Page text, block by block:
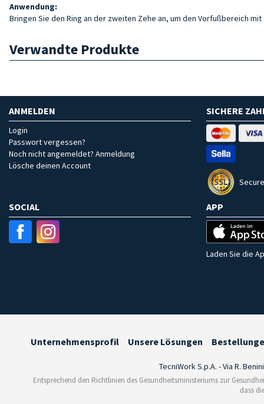
Anwendung:
Bringen Sie den Ring an der zweiten Zehe an, um den Vorfußbereich
Verwandte Produkte
ANMELDEN
Login
Passwort vergessen?
Noch nicht angemeldet? Anmeldung
Lösche deinen Account
SICHERE
SOCIAL APP
Laden Sie die
Unternehmensprofil Unsere Lösungen
TecniWork S.p.A. - Via R.
Entsprechend den Richtlinien des Gesundheitsministeriums zur
dass